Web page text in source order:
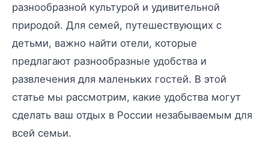
разнообразной культурой и удивительной
природой. Для семей, путешествующих с
детьми, важно найти отели, которые
предлагают разнообразные удобства и
развлечения для маленьких гостей. В этой
статье мы рассмотрим, какие удобства могут
сделать ваш отдых в России незабываемым для
всей семьи.